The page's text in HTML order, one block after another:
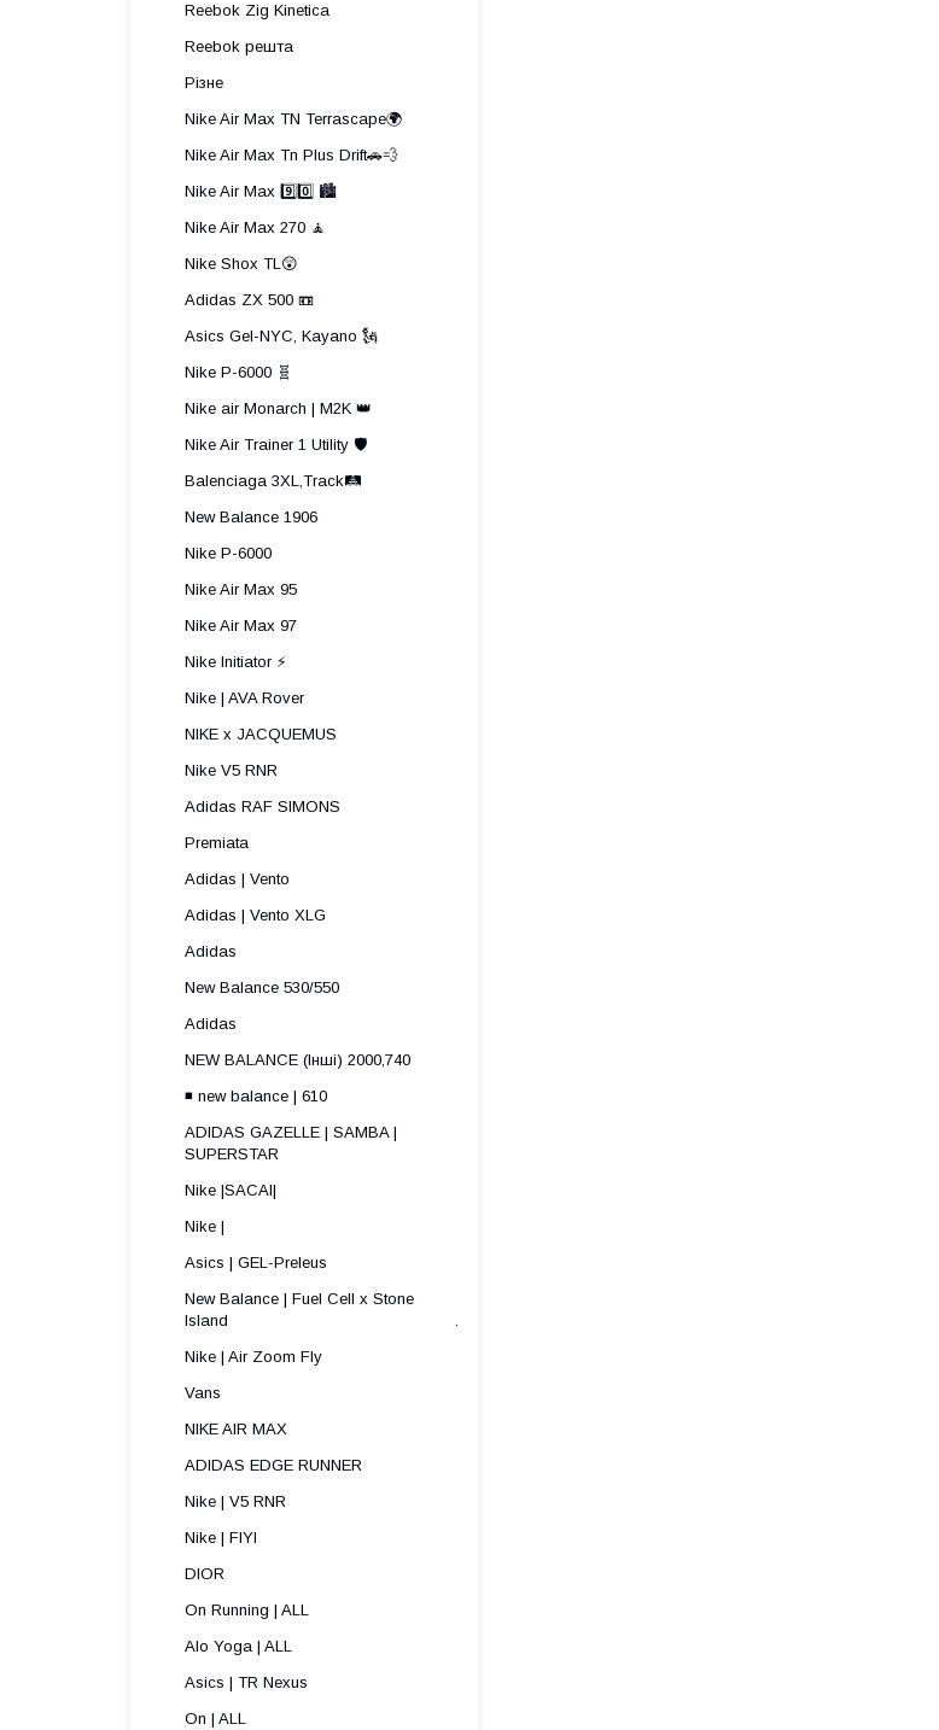
Reebok Zig Kinetica
Reebok решта
Різне
Nike Air Max TN Terrascape🌍
Nike Air Max Tn Plus Drift🚗💨
Nike Air Max 9️⃣0️⃣ 🏙️
Nike Air Max 270 🧘
Nike Shox TL😲
Adidas ZX 500 📼
Asics Gel-NYC, Kayano 🗽
Nike P-6000 🧬
Nike air Monarch | M2K 👑
Nike Air Trainer 1 Utility 🛡️
Balenciaga 3XL,Track🛤️
New Balance 1906
Nike P-6000
Nike Air Max 95
Nike Air Max 97
Nike Initiator ⚡️
Nike | AVA Rover
NIKE x JACQUEMUS
Nike V5 RNR
Adidas RAF SIMONS
Premiata
Adidas | Vento
Adidas | Vento XLG
Adidas
New Balance 530/550
Adidas
NEW BALANCE (Інші) 2000,740
◾️ new balance | 610
ADIDAS GAZELLE | SAMBA |
SUPERSTAR
Nike |SACAI|
Nike |
Asics | GEL-Preleus
New Balance | Fuel Cell x Stone
Island .
Nike | Air Zoom Fly
Vans
NIKE AIR MAX
ADIDAS EDGE RUNNER
Nike | V5 RNR
Nike | FIYI
DIOR
On Running | ALL
Alo Yoga | ALL
Asics | TR Nexus
On | ALL